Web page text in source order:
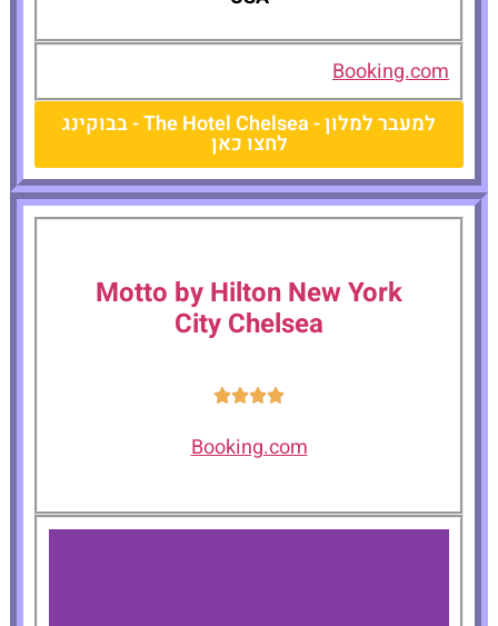
Booking.com
למעבר למלון - The Hotel Chelsea - בבוקינג
לחצו כאן
Motto by Hilton New York
City Chelsea
Booking.com